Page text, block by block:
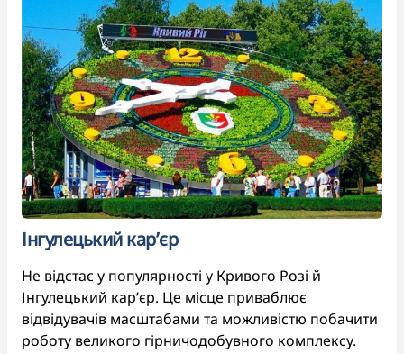
Інгулецький кар’єр
Не відстає у популярності у Кривого Розі й
Інгулецький кар’єр. Це місце приваблює
відвідувачів масштабами та можливістю побачити
роботу великого гірничодобувного комплексу.